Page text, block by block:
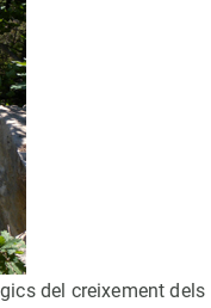
del creixement dels